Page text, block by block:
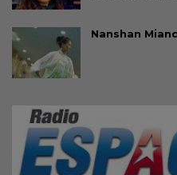
Nanshan